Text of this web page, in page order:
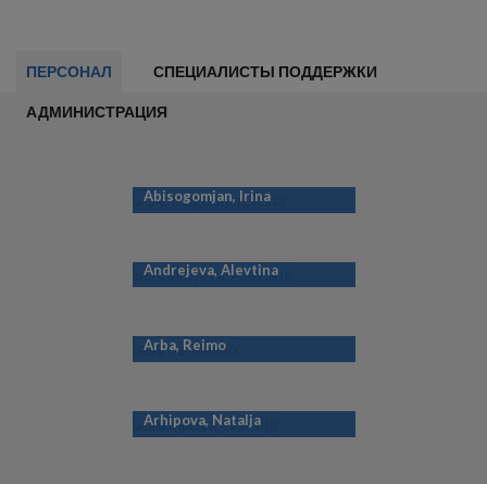
ПЕРСОНАЛ СПЕЦИАЛИСТЫ ПОДДЕРЖКИ
АДМИНИСТРАЦИЯ
Abisogomjan, Irina
Andrejeva, Alevtina
Arba, Reimo
Arhipova, Natalja